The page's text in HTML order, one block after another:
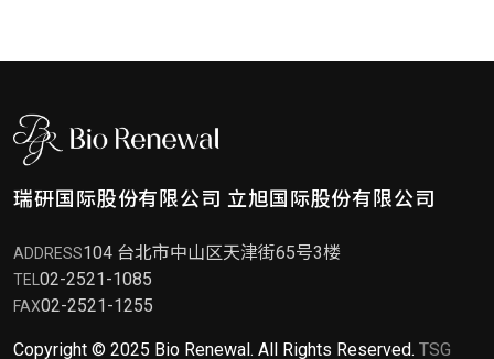
瑞研国际股份有限公司 立旭国际股份有限公司
ADDRESS104 台北市中山区天津街65号3楼
TEL 02-2521-1085
FAX02-2521-1255
Copyright © 2025 Bio Renewal. All Rights Reserved. TSG